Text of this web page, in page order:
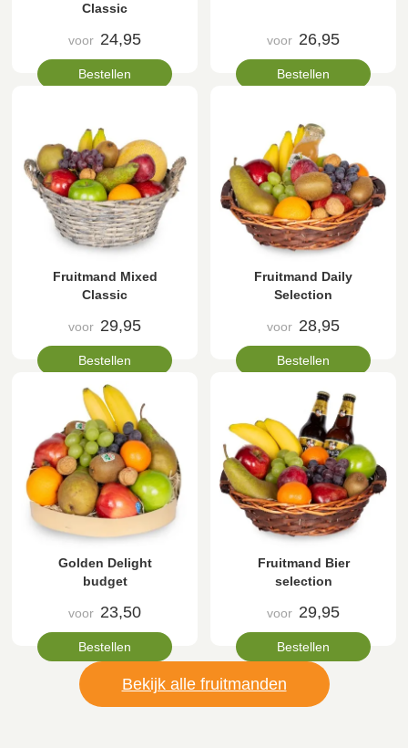
Classic
voor 24,95
Bestellen
voor 26,95
Bestellen
Fruitmand Mixed
Classic
voor 29,95
Bestellen
Fruitmand Daily
Selection
voor 28,95
Bestellen
Golden Delight
budget
voor 23,50
Bestellen
Fruitmand Bier
selection
voor 29,95
Bestellen
Bekijk alle fruitmanden